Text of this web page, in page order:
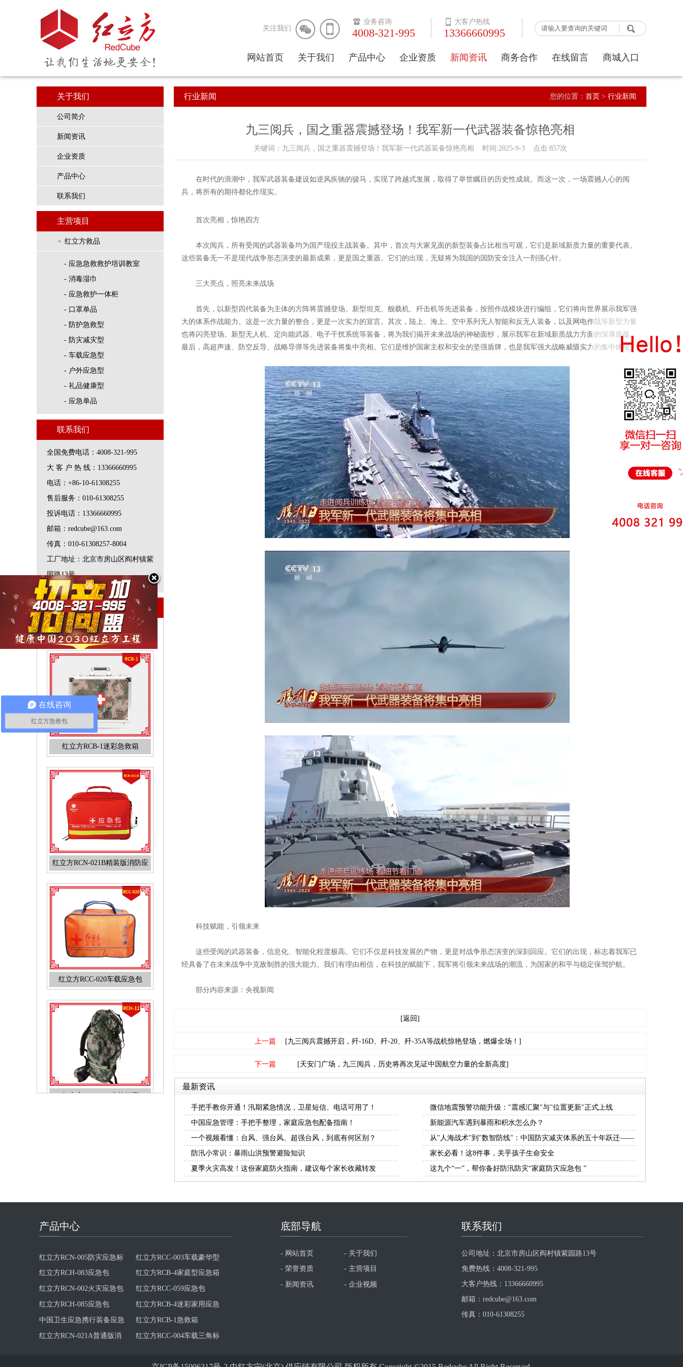

 大客户热线
13366660995
 业务咨询
4008-321-995


关注我们
网站首页 关于我们
公司简介
企业视频
产品中心
消毒湿巾
柜
防护应急型
防灾减灾型
企业资质 新闻资讯
公司动态
商务合作 在线留言 商城入口
京东入口
1688入口
关于我们
公司简介
新闻资讯
企业资质
产品中心
联系我们
主营项目
+ 红立方救品
- 应急急救救护培训教室
- 消毒湿巾
- 应急救护一体柜
- 口罩单品
- 防护急救型
- 防灾减灾型
- 车载应急型
- 户外应急型
- 礼品健康型
- 应急单品
联系我们
全国免费电话：4008-321-995
大 客 户 热 线：13366660995
电话：+86-10-61308255
售后服务：010-61308255
投诉电话：13366660995
邮箱：redcube@163.com
传真：010-61308257-8004
工厂地址：北京市房山区阎村镇紫
园路13号
主营产品
红立方RCB-1迷彩急救箱
红立方RCN-021B精装版消防应
急包火灾逃生包
红立方RCC-020车载应急包
红立方RCH-011户外行囊
红立方RCN-025家庭应急包
行业新闻 您的位置： 首页 > 行业新闻
九三阅兵，国之重器震撼登场！我军新一代武器装备惊艳亮相
关键词：九三阅兵，国之重器震撼登场！我军新一代武器装备惊艳亮相 时间:2025-9-3 点击:857次
在时代的浪潮中，我军武器装备建设如逆风疾驰的骏马，实现了跨越式发展，取得了举世瞩目的历史性成就。而这一次，一场震撼人心的阅
兵，将所有的期待都化作现实。
首次亮相，惊艳四方
本次阅兵，所有受阅的武器装备均为国产现役主战装备。其中，首次与大家见面的新型装备占比相当可观，它们是新域新质力量的重要代表。
这些装备无一不是现代战争形态演变的最新成果，更是国之重器。它们的出现，无疑将为我国的国防安全注入一剂强心针。
三大亮点，照亮未来战场
首先，以新型四代装备为主体的方阵将震撼登场。新型坦克、舰载机、歼击机等先进装备，按照作战模块进行编组，它们将向世界展示我军强
大的体系作战能力。这是一次力量的整合，更是一次实力的宣言。其次，陆上、海上、空中系列无人智能和反无人装备，以及网电作战等新型力量
也将闪亮登场。新型无人机、定向能武器、电子干扰系统等装备，将为我们揭开未来战场的神秘面纱，展示我军在新域新质战力方面的深厚底蕴。
最后，高超声速、防空反导、战略导弹等先进装备将集中亮相。它们是维护国家主权和安全的坚强盾牌，也是我军强大战略威慑实力的集中体现。
科技赋能，引领未来
这些受阅的武器装备，信息化、智能化程度极高。它们不仅是科技发展的产物，更是对战争形态演变的深刻回应。它们的出现，标志着我军已
经具备了在未来战争中克敌制胜的强大能力。我们有理由相信，在科技的赋能下，我军将引领未来战场的潮流，为国家的和平与稳定保驾护航。
部分内容来源：央视新闻
[返回]
上一篇 [九三阅兵震撼开启，歼-16D、歼-20、歼-35A等战机惊艳登场，燃爆全场！]
下一篇 [天安门广场，九三阅兵，历史将再次见证中国航空力量的全新高度]
最新资讯
手把手教你开通！汛期紧急情况，卫星短信、电话可用了！
微信地震预警功能升级："震感汇聚"与"位置更新"正式上线
中国应急管理：手把手整理，家庭应急包配备指南！
新能源汽车遇到暴雨和积水怎么办？
一个视频看懂：台风、强台风、超强台风，到底有何区别？
从"人海战术"到"数智防线"：中国防灾减灾体系的五十年跃迁——
专访中国灾害防御协会会长郑国光
防汛小常识：暴雨山洪预警避险知识
家长必看！这8件事，关乎孩子生命安全
夏季火灾高发！这份家庭防火指南，建议每个家长收藏转发
这九个“一”，帮你备好防汛防灾“家庭防灾应急包 ”
产品中心
红立方RCB-4家庭型应急箱 红立方RCN-002火灾应急包
红立方RCC-059应急包 红立方RCH-085应急包
红立方RCB-4迷彩家用应急
箱
中国卫生应急携行装备应急
分队装备标准及产品参数
红立方RCB-1急救箱
红立方RCN-021A普通版消
防应急包火灾逃生包
红立方RCC-004车载三角标
志应急包
红立方RCH-099应急包
红立方RCB-1迷彩急救箱
红立方RCN-021B精装版消
底部导航
- 网站首页 - 关于我们
- 荣誉资质 - 主营项目
- 新闻资讯 - 企业视频
联系我们
公司地址：北京市房山区阎村镇紫园路13号
免费热线：4008-321-995
大客户热线：13366660995
邮箱：redcube@163.com
传真：010-61308255
在线咨询
红立方急救包